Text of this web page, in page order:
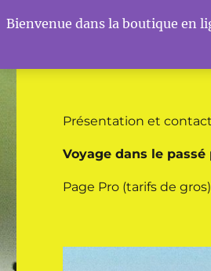
Présentation et
Voyage dans le
Page Pro (tarifs de gros)
Bienvenue dans la boutique en